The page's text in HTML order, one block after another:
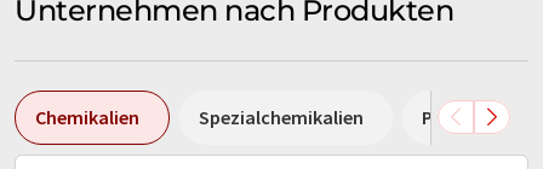
Unternehmen nach Produkten
Chemikalien Spezialchemikalien Pumpen